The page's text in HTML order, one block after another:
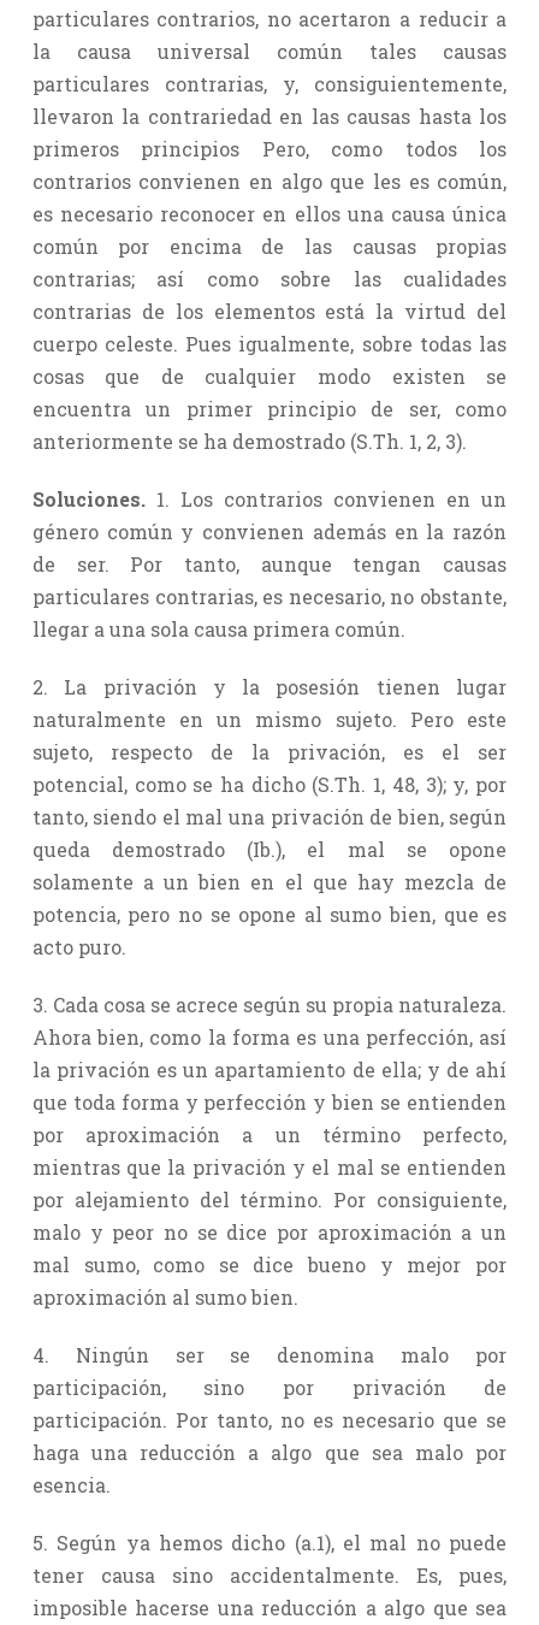
particulares contrarios, no acertaron a reducir a
la causa universal común tales causas
particulares contrarias, y, consiguientemente,
llevaron la contrariedad en las causas hasta los
primeros principios Pero, como todos los
contrarios convienen en algo que les es común,
es necesario reconocer en ellos una causa única
común por encima de las causas propias
contrarias; así como sobre las cualidades
contrarias de los elementos está la virtud del
cuerpo celeste. Pues igualmente, sobre todas las
cosas que de cualquier modo existen se
encuentra un primer principio de ser, como
anteriormente se ha demostrado (S.Th. 1, 2, 3).
Soluciones.1. Los contrarios convienen en un
género común y convienen además en la razón
de ser. Por tanto, aunque tengan causas
particulares contrarias, es necesario, no obstante,
llegar a una sola causa primera común.
2. La privación y la posesión tienen lugar
naturalmente en un mismo sujeto. Pero este
sujeto, respecto de la privación, es el ser
potencial, como se ha dicho (S.Th. 1, 48, 3); y, por
tanto, siendo el mal una privación de bien, según
queda demostrado (Ib.), el mal se opone
solamente a un bien en el que hay mezcla de
potencia, pero no se opone al sumo bien, que es
acto puro.
3. Cada cosa se acrece según su propia naturaleza.
Ahora bien, como la forma es una perfección, así
la privación es un apartamiento de ella; y de ahí
que toda forma y perfección y bien se entienden
por aproximación a un término perfecto,
mientras que la privación y el mal se entienden
por alejamiento del término. Por consiguiente,
malo y peor no se dice por aproximación a un
mal sumo, como se dice bueno y mejor por
aproximación al sumo bien.
4. Ningún ser se denomina malo por
participación, sino por privación de
participación. Por tanto, no es necesario que se
haga una reducción a algo que sea malo por
esencia.
5. Según ya hemos dicho (a.1), el mal no puede
tener causa sino accidentalmente. Es, pues,
imposible hacerse una reducción a algo que sea